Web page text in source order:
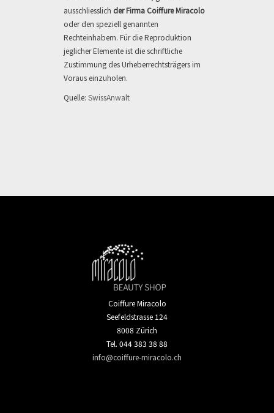
ausschliesslich der Firma Coiffure Miracolo
oder den speziell genannten
Rechteinhabern. Für die Reproduktion
jeglicher Elemente ist die schriftliche
Zustimmung des Urheberrechtsträgers im
Voraus einzuholen.
Quelle: SwissAnwalt
Coiffure Miracolo
Seefeldstrasse 124
8008 Zürich
Tel. 044 383 38 88
info@coiffure-miracolo.ch